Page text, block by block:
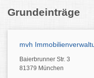
Grundeinträge
mvh
Baierbrunner Str. 3
81379 München